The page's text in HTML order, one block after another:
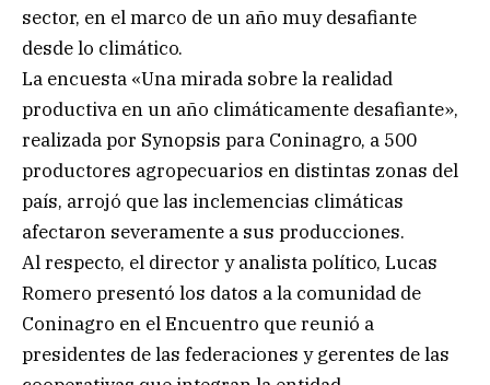
sector, en el marco de un año muy desafiante
desde lo climático.
La encuesta «Una mirada sobre la realidad
productiva en un año climáticamente desafiante»,
realizada por Synopsis para Coninagro, a 500
productores agropecuarios en distintas zonas del
país, arrojó que las inclemencias climáticas
afectaron severamente a sus producciones.
Al respecto, el director y analista político, Lucas
Romero presentó los datos a la comunidad de
Coninagro en el Encuentro que reunió a
presidentes de las federaciones y gerentes de las